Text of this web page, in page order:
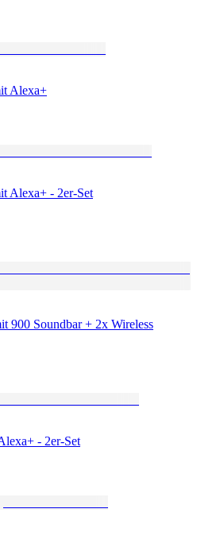
Alexa+
Alexa+ - 2er-Set
900 Soundbar + 2x Wireless
- 2er-Set